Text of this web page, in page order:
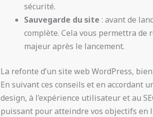
sécurité.
Sauvegarde du site : avant de
complète. Cela vous permettra
majeur après le lancement.
La refonte d’un site web WordPress,
En suivant ces conseils et en
design, à l’expérience utilisateur et au
puissant pour atteindre vos objectifs en